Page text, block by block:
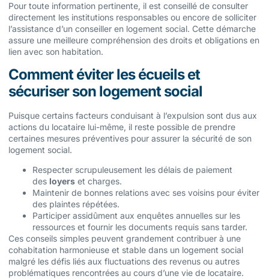
Pour toute information pertinente, il est conseillé de consulter
directement les institutions responsables ou encore de solliciter
l’assistance d’un conseiller en logement social. Cette démarche
assure une meilleure compréhension des droits et obligations en
lien avec son habitation.
Comment éviter les écueils et
sécuriser son logement social
Puisque certains facteurs conduisant à l’expulsion sont dus aux
actions du locataire lui-même, il reste possible de prendre
certaines mesures préventives pour assurer la sécurité de son
logement social.
Respecter scrupuleusement les délais de paiement
des loyers et charges.
Maintenir de bonnes relations avec ses voisins pour éviter
des plaintes répétées.
Participer assidûment aux enquêtes annuelles sur les
ressources et fournir les documents requis sans tarder.
Ces conseils simples peuvent grandement contribuer à une
cohabitation harmonieuse et stable dans un logement social
malgré les défis liés aux fluctuations des revenus ou autres
problématiques rencontrées au cours d’une vie de locataire.